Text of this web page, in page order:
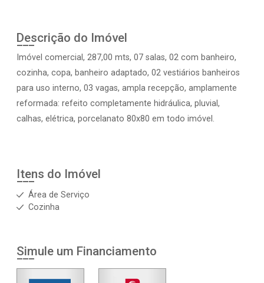
Descrição do Imóvel
Imóvel comercial, 287,00 mts, 07 salas, 02 com banheiro,
cozinha, copa, banheiro adaptado, 02 vestiários banheiros
para uso interno, 03 vagas, ampla recepção, amplamente
reformada: refeito completamente hidráulica, pluvial,
calhas, elétrica, porcelanato 80x80 em todo imóvel.
Itens do Imóvel
Área de Serviço
Cozinha
Simule um Financiamento